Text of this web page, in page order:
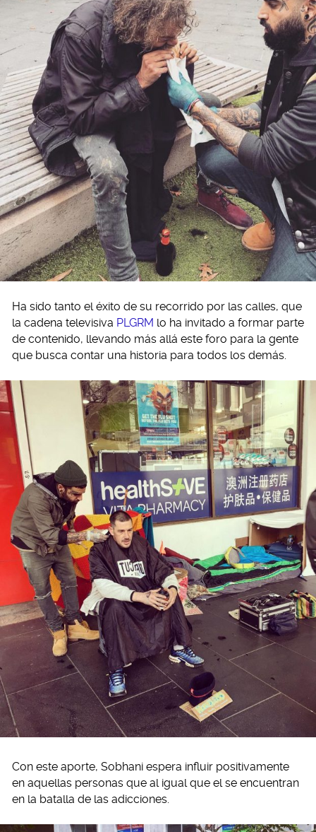
Ha sido tanto el éxito de su recorrido por las calles, que
la cadena televisiva PLGRM lo ha invitado a formar parte
de contenido, llevando más allá este foro para la gente
que busca contar una historia para todos los demás.
Con este aporte, Sobhani espera influir positivamente
en aquellas personas que al igual que el se encuentran
en la batalla de las adicciones.